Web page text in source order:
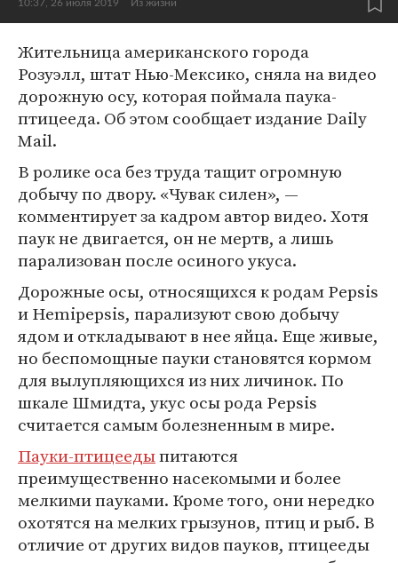
10:37, 26 июля 2019 Из жизни
Жительница американского города
Розуэлл, штат Нью-Мексико, сняла на видео
дорожную осу, которая поймала паука-
птицееда. Об этом сообщает издание Daily
Mail.
В ролике оса без труда тащит огромную
добычу по двору. «Чувак силен», —
комментирует за кадром автор видео. Хотя
паук не двигается, он не мертв, а лишь
парализован после осиного укуса.
Дорожные осы, относящихся к родам Pepsis
и Hemipepsis, парализуют свою добычу
ядом и откладывают в нее яйца. Еще живые,
но беспомощные пауки становятся кормом
для вылупляющихся из них личинок. По
шкале Шмидта, укус осы рода Pepsis
считается самым болезненным в мире.
Пауки-птицеедыпитаются
преимущественно насекомыми и более
мелкими пауками. Кроме того, они нередко
охотятся на мелких грызунов, птиц и рыб. В
отличие от других видов пауков, птицееды